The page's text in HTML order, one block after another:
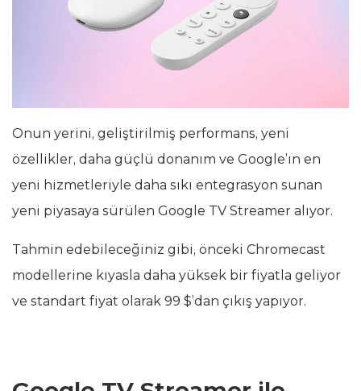
Onun yerini, geliştirilmiş performans, yeni
özellikler, daha güçlü donanım ve Google’ın en
yeni hizmetleriyle daha sıkı entegrasyon sunan
yeni piyasaya sürülen Google TV Streamer alıyor.
Tahmin edebileceğiniz gibi, önceki Chromecast
modellerine kıyasla daha yüksek bir fiyatla geliyor
ve standart fiyat olarak 99 $’dan çıkış yapıyor.